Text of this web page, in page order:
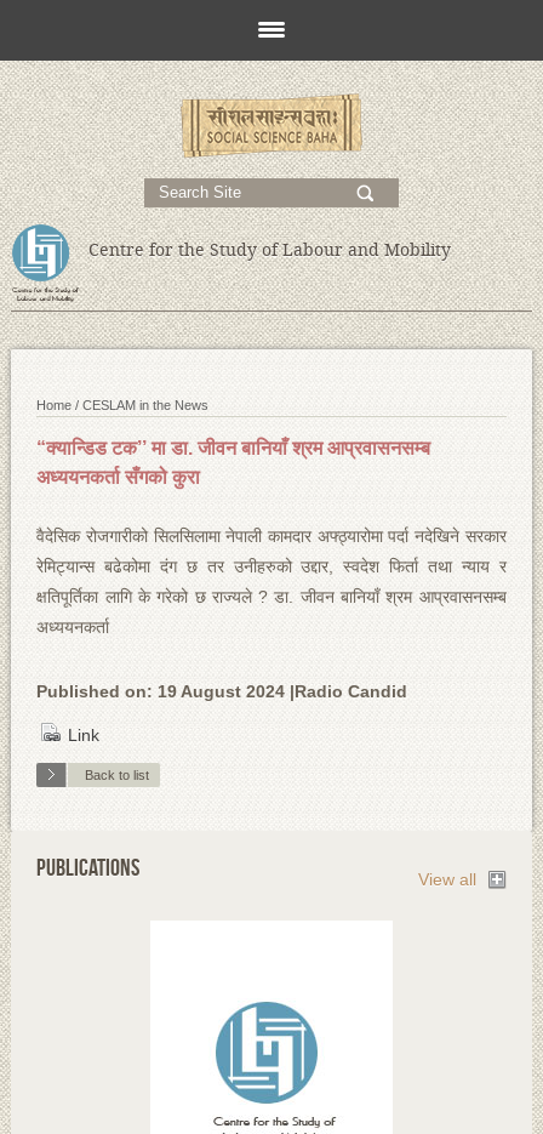
Centre for the Study of Labour and Mobility
Home /CESLAM in the News
“क्यान्डिड टक’’ मा डा. जीवन बानियाँ श्रम आप्रवासनसम्ब
अध्ययनकर्ता सँगको कुरा
वैदेसिक रोजगारीको सिलसिलामा नेपाली कामदार अफ्ठ्यारोमा पर्दा नदेखिने सरकार
रेमिट्यान्स बढेकोमा दंग छ तर उनीहरुको उद्दार, स्वदेश फिर्ता तथा न्याय र
क्षतिपूर्तिका लागि के गरेको छ राज्यले ? डा. जीवन बानियाँ श्रम आप्रवासनसम्ब
अध्ययनकर्ता
Published on: 19 August 2024 |Radio Candid
Link
Back to list
PUBLICATIONS View all